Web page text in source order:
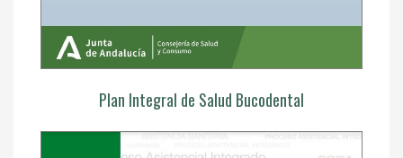
Plan Integral de Salud Bucodental